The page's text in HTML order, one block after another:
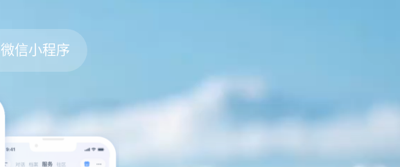
微信小程序